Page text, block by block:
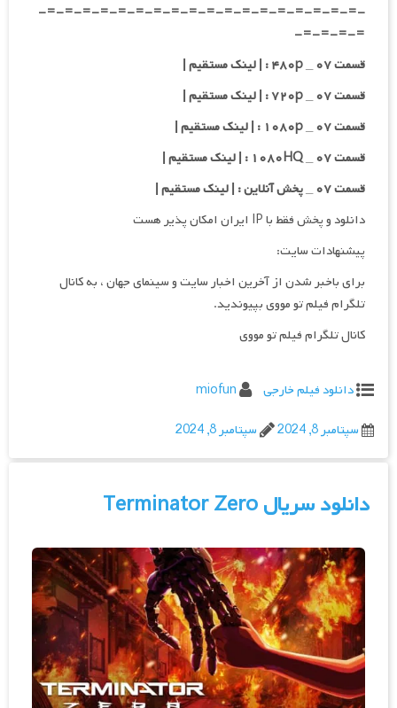
-=-=-=-=-=-=-=-=-=-=-=-=-=-=-=-=-=-=-
=-=-=-=-
قسمت ۰۷ _ ۴۸۰p : | لینک مستقیم |
قسمت ۰۷ _ ۷۲۰p : | لینک مستقیم |
قسمت ۰۷ _ ۱۰۸۰p : | لینک مستقیم |
قسمت ۰۷ _ ۱۰۸۰HQ : | لینک مستقیم |
قسمت ۰۷ _ پخش آنلاین : | لینک مستقیم |
دانلود و پخش فقط با IP ایران امکان پذیر هست
پیشنهادات سایت:
برای باخبر شدن از آخرین اخبار سایت و سینمای جهان ، به کانال
تلگرام فیلم تو مووی بپیوندید.
کانال تلگرام فیلم تو مووی
دانلود فیلم خارجی
miofun
سپتامبر 8, 2024
سپتامبر 8, 2024
دانلود سریال Terminator Zero